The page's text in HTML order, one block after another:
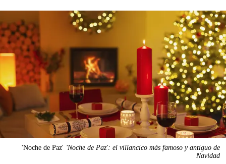
'Noche de Paz' 'Noche de Paz': el villancico más famoso y antiguo de
Navidad